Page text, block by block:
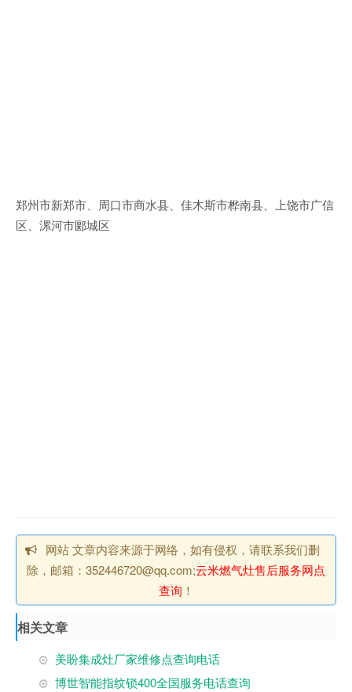
郑州市新郑市、周口市商水县、佳木斯市桦南县、上饶市广信
区、漯河市郾城区
网站 文章内容来源于网络，如有侵权，请联系我们删
除，邮箱：352446720@qq.com;云米燃气灶售后服务网点
查询 ！
相关文章
美盼集成灶厂家维修点查询电话
博世智能指纹锁400全国服务电话查询